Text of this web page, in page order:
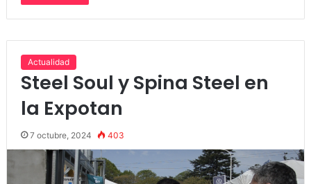
Actualidad
Steel Soul y Spina Steel en
la Expotan
7 octubre, 2024 403